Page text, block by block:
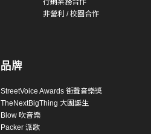
行銷業務合作
非營利 / 校園合作
品牌
StreetVoice Awards 街聲音樂獎
TheNextBigThing 大團誕生
Blow 吹音樂
Packer 派歌